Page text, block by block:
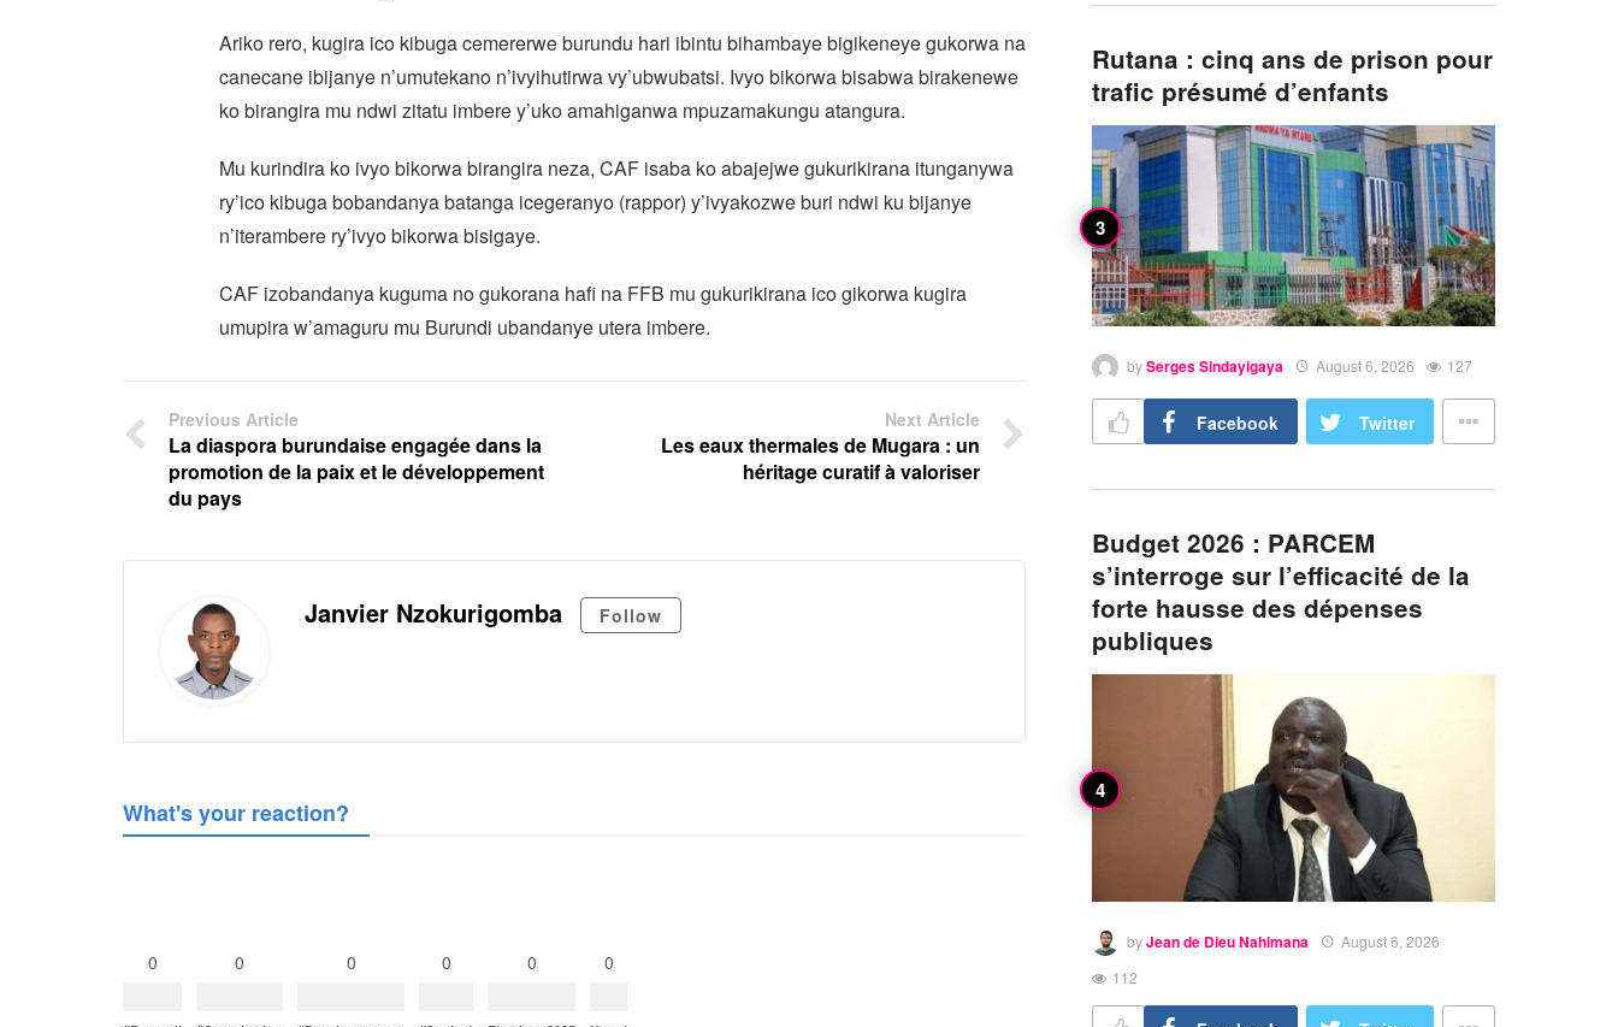
Ariko rero, kugira ico kibuga cemererwe burundu hari ibintu bihambaye bigikeneye gukorwa na
canecane ibijanye n’umutekano n’ivyihutirwa vy’ubwubatsi. Ivyo bikorwa bisabwa birakenewe
ko birangira mu ndwi zitatu imbere y’uko amahiganwa mpuzamakungu atangura.
Mu kurindira ko ivyo bikorwa birangira neza, CAF isaba ko abajejwe gukurikirana itunganywa
ry’ico kibuga bobandanya batanga icegeranyo (rappor) y’ivyakozwe buri ndwi ku bijanye
n’iterambere ry’ivyo bikorwa bisigaye.
CAF izobandanya kuguma no gukorana hafi na FFB mu gukurikirana ico gikorwa kugira
umupira w’amaguru mu Burundi ubandanye utera imbere.
Previous Article
La diaspora burundaise engagée dans la
promotion de la paix et le développement
du pays
Next Article
Les eaux thermales de Mugara : un
héritage curatif à valoriser
Janvier Nzokurigomba Follow
What's your reaction?
0 0 0 0 0 0
Rutana : cinq ans de prison pour
trafic présumé d’enfants
bySerges Sindayigaya August 6, 2026 127
Facebook Twitter
Budget 2026 : PARCEM
s’interroge sur l’efficacité de la
forte hausse des dépenses
publiques
byJean de Dieu Nahimana
August 6, 2026
112